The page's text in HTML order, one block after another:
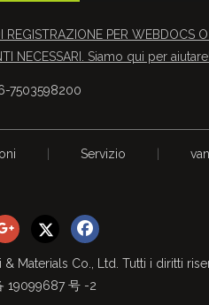
REGISTRAZIONE PER WEBDOCS
NECESSARI. Siamo qui per aiutare!
7503598200
Servizio
Materials Co., Ltd. Tutti i diritti
19099687 号 -2